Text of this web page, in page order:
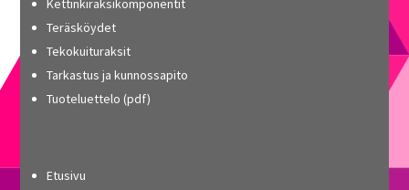
Kettinkiraksikomponentit
Teräsköydet
Tekokuituraksit
Tarkastus ja kunnossapito
Tuoteluettelo (pdf)
Etusivu